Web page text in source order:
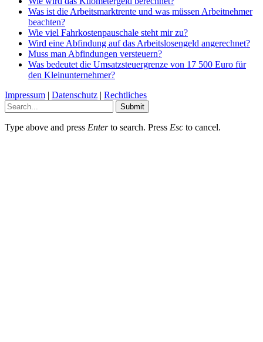
Was ist die Arbeitsmarktrente und was müssen Arbeitnehmer
beachten?
Wie viel Fahrkostenpauschale steht mir zu?
Wird eine Abfindung auf das Arbeitslosengeld angerechnet?
Muss man Abfindungen versteuern?
Was bedeutet die Umsatzsteuergrenze von 17 500 Euro für
den Kleinunternehmer?
Impressum | Datenschutz | Rechtliches
Submit
Type above and press Enterto search. Press Esc to cancel.